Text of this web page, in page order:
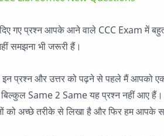
गए प्रश्न आपके आने वाले CCC Exam में
समझना भी जरूरी हैं।
इन प्रश्न और उत्तर को पढ़ने से पहले मैं आपको
Same 2 Same यह प्रश्न नहीं आए हैं।
को अच्छे तरीके से लिखा है और फिर हम आपके